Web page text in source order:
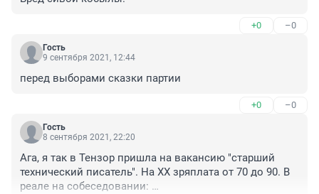
+0 –0
Гость
9 сентября 2021, 12:44
перед выборами сказки партии
+0 –0
Гость
8 сентября 2021, 22:20
Ага, я так в Тензор пришла на вакансию "старший
технический писатель". На ХХ зряплата от 70 до 90. В
реале на собеседовании: